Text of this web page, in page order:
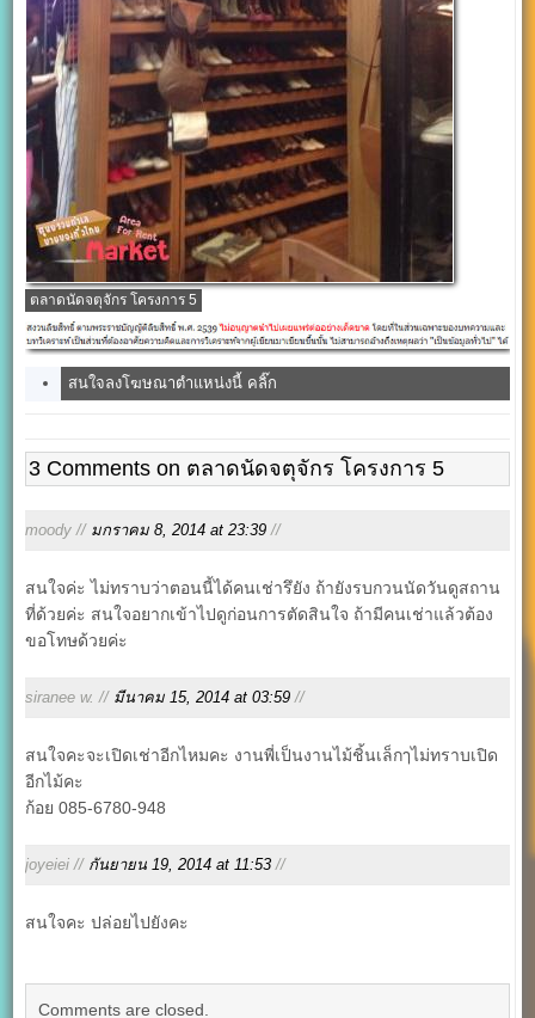
ตลาดนัดจตุจักร โครงการ 5
สนใจลงโฆษณาตำแหน่งนี้ คลิ๊ก
3 Comments on ตลาดนัดจตุจักร โครงการ 5
moody // มกราคม 8, 2014 at 23:39 //
สนใจค่ะ ไม่ทราบว่าตอนนี้ได้คนเช่ารึยัง ถ้ายังรบกวนนัดวันดูสถาน
ที่ด้วยค่ะ สนใจอยากเข้าไปดูก่อนการตัดสินใจ ถ้ามีคนเช่าแล้วต้อง
ขอโทษด้วยค่ะ
siranee w. // มีนาคม 15, 2014 at 03:59 //
สนใจคะจะเปิดเช่าอีกไหมคะ งานพี่เป็นงานไม้ชิ้นเล็กๅไม่ทราบเปิด
อีกไม้คะ
ก้อย 085-6780-948
joyeiei // กันยายน 19, 2014 at 11:53 //
สนใจคะ ปล่อยไปยังคะ
Comments are closed.